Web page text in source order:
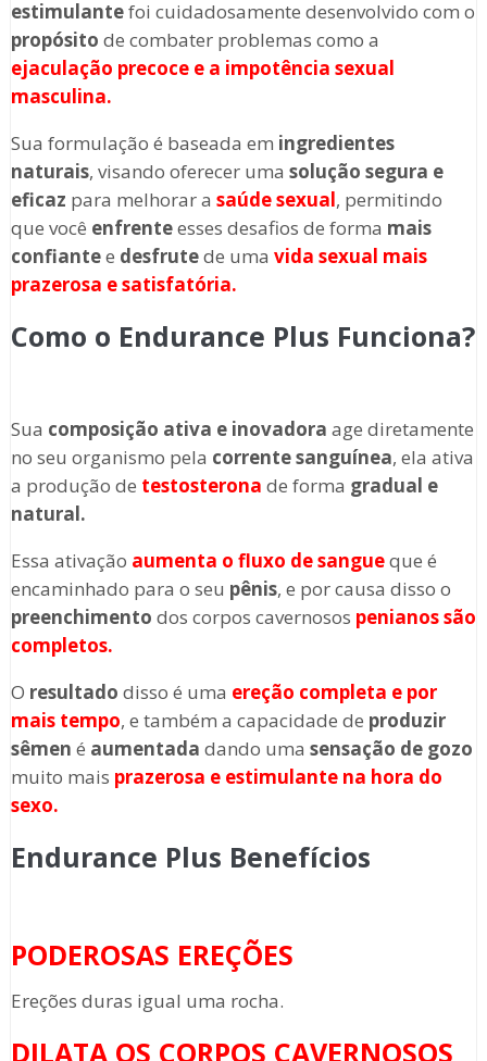
estimulantefoi cuidadosamente desenvolvido com o
propósito de combater problemas como a
ejaculação precoce e a impotência sexual
masculina.
Sua formulação é baseada em ingredientes
naturais, visando oferecer uma solução segura e
eficaz para melhorar a saúde sexual, permitindo
que você enfrenteesses desafios de forma mais
confiantee desfrutede uma vida sexual mais
prazerosa e satisfatória.
Como o Endurance Plus Funciona?
Sua composição ativa e inovadora age diretamente
no seu organismo pela corrente sanguínea, ela ativa
a produção de testosterona de forma gradual e
natural.
Essa ativação aumenta o fluxo de sangueque é
encaminhado para o seu pênis, e por causa disso o
preenchimento dos corpos cavernosos penianos são
completos.
O resultado disso é uma ereção completa e por
mais tempo, e também a capacidade de produzir
sêmen é aumentada dando uma sensação de gozo
muito mais prazerosa e estimulante na hora do
sexo.
Endurance Plus Benefícios
PODEROSAS EREÇÕES
Ereções duras igual uma rocha.
DILATA OS CORPOS CAVERNOSOS